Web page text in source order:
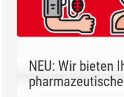
NEU: Wir bieten